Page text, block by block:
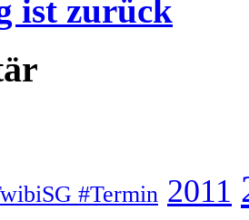
ist zurück
#Termin 2011